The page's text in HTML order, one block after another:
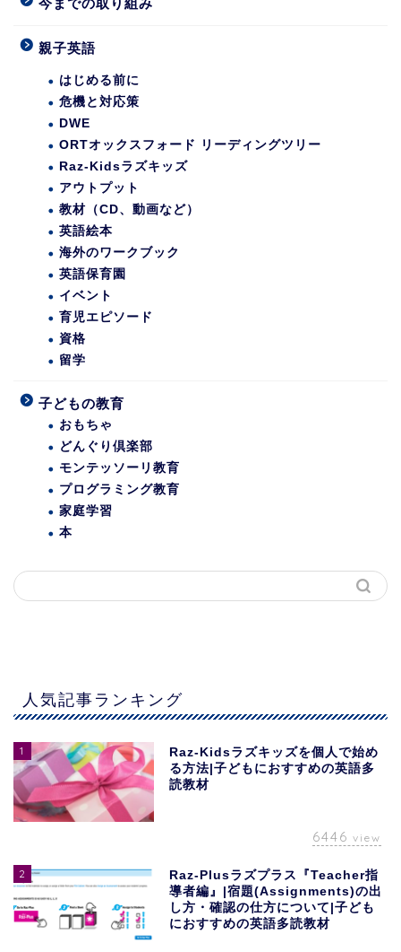
今までの取り組み
親子英語
はじめる前に
危機と対応策
DWE
ORTオックスフォード リーディングツリー
Raz-Kidsラズキッズ
アウトプット
教材（CD、動画など）
英語絵本
海外のワークブック
英語保育園
イベント
育児エピソード
資格
留学
子どもの教育
おもちゃ
どんぐり倶楽部
モンテッソーリ教育
プログラミング教育
家庭学習
本
人気記事ランキング
1
Raz-Kidsラズキッズを個人で始め
る方法|子どもにおすすめの英語多
読教材
6446 view
2
Raz-Plusラズプラス『Teacher指
導者編』|宿題(Assignments)の出
し方・確認の仕方について|子ども
におすすめの英語多読教材